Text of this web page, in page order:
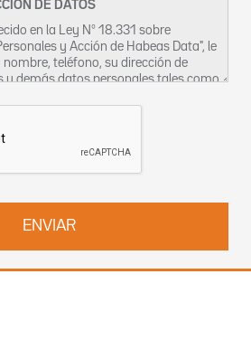
DE DATOS
en la Ley Nº 18.331 sobre
y Acción de Habeas Data", le
teléfono, su dirección de
y demás datos personales tales como
en Avenida Dr. Luis Alberto de
Center, Torre 1, Oficina 2001,los
del envío de productos y servicios,
Ud. podrá ejercitar sus derechos
a la dirección indicada en el párrafo